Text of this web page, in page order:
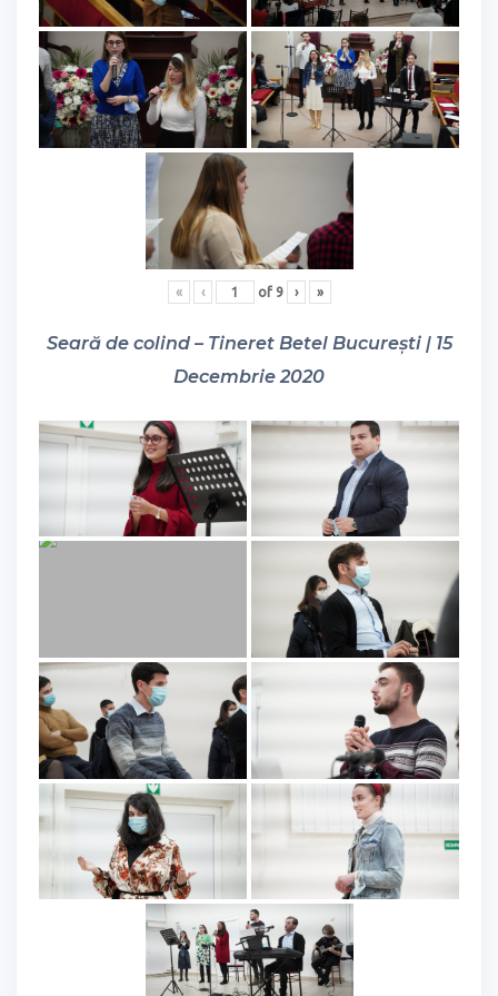
« ‹ of 9 › »
Seară de colind – Tineret Betel București | 15
Decembrie 2020